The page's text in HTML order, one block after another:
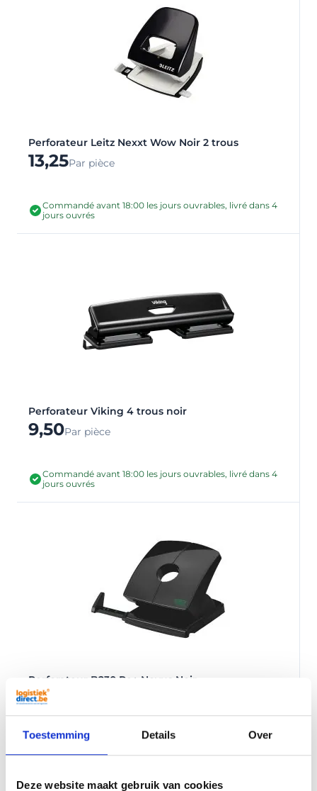
Toestemming Details Over
Deze website maakt gebruik van cookies
Perforateur Leitz Nexxt Wow Noir 2 trous
13,25Par pièce
Commandé avant 18:00 les jours ouvrables, livré dans 4
jours ouvrés
Perforateur Viking 4 trous noir
9,50Par pièce
Commandé avant 18:00 les jours ouvrables, livré dans 4
jours ouvrés
Perforateur B230 Re+ Novus Noir
9,50
En stock
Commandé avant 18:00 les jours ouvrables, expédié
aujourd'hui